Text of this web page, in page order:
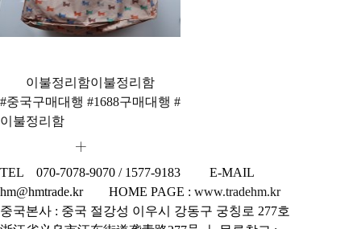
이불정리함이불정리함
#중국구매대행 #1688구매대행 #
이불정리함
TEL 070-7078-9070 / 1577-9183 E-MAIL
hm@hmtrade.kr HOME PAGE : www.tradehm.kr
중국본사 : 중국 절강성 이우시 강동구 궁칭로 277호